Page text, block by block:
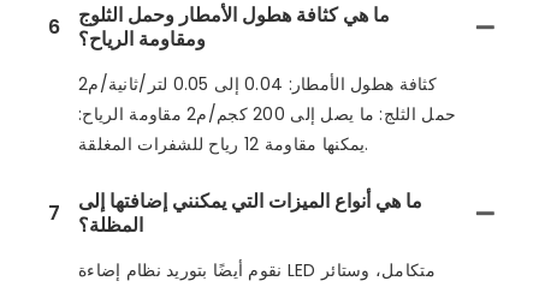
6
ما هي كثافة هطول الأمطار وحمل الثلوج
ومقاومة الرياح؟
كثافة هطول الأمطار: 0.04 إلى 0.05 لتر/ثانية/م2
حمل الثلج: ما يصل إلى 200 كجم/م2 مقاومة الرياح:
يمكنها مقاومة 12 رياح للشفرات المغلقة.
7
ما هي أنواع الميزات التي يمكنني إضافتها إلى
المظلة؟
نقوم أيضًا بتوريد نظام إضاءة LED متكامل، وستائر